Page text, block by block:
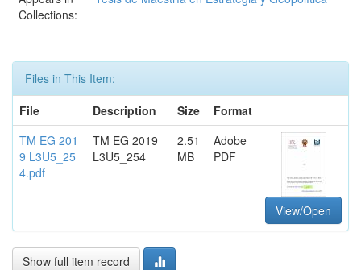
Collections:
Files in This Item:
File
Description Size
Format
TM EG 201
9 L3U5_25
4.pdf
TM EG 2019
L3U5_254
2.51
MB
Adobe
PDF
View/Open
Show full item record